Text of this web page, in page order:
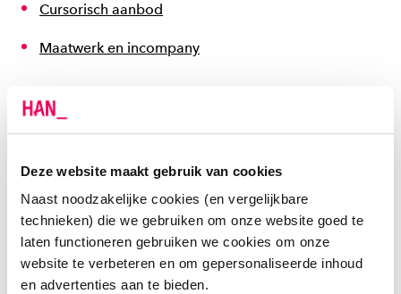
Deze website maakt gebruik van cookies
Naast noodzakelijke cookies (en vergelijkbare
technieken) die we gebruiken om onze website goed te
laten functioneren gebruiken we cookies om onze
website te verbeteren en om gepersonaliseerde inhoud
en advertenties aan te bieden.
Cursorisch aanbod
Maatwerk en incompany
ONDERZOEK
Thuisbasis voor praktijkgericht onderzoek
Onderzoekers, studenten en docenten zetten samen
hun tanden in maatschappelijke vraagstukken. Ze
voeren praktijkgericht onderzoek uit, in de lectoraten
die de academie rijk is. Ook is er een kenniscentrum
verbonden aan de Academie IT en Mediadesign.